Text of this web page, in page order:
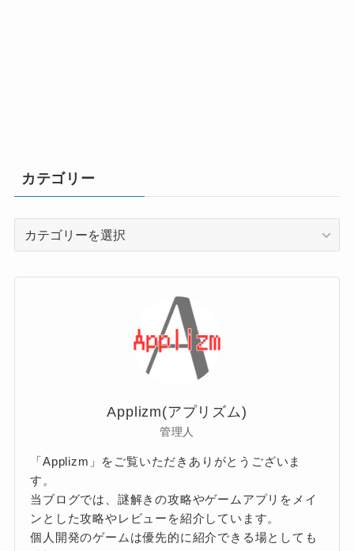
カテゴリー
Applizm(アプリズム)
管理人
「Applizm」をご覧いただきありがとうございま
す。
当ブログでは、謎解きの攻略やゲームアプリをメイ
ンとした攻略やレビューを紹介しています。
個人開発のゲームは優先的に紹介できる場としても